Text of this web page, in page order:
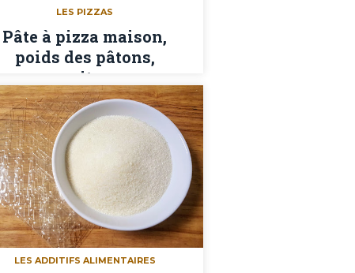
LES PIZZAS
Pâte à pizza maison,
poids des pâtons,
garnitures
LES ADDITIFS ALIMENTAIRES